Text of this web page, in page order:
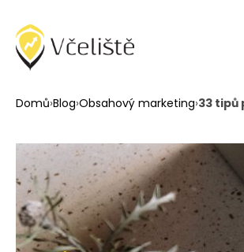
Domů›Blog›Obsahový marketing›33 tipů